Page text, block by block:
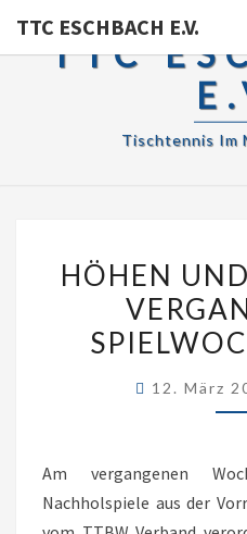
TTC ESCHBACH E.V.
TTC
Tischtennis Im
HÖHEN
12. März
Am vergangenen
Nachholspiele aus der